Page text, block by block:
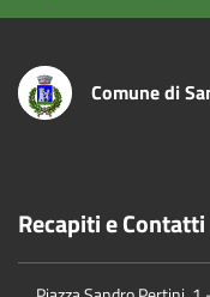
Comune di
Recapiti e Contatti